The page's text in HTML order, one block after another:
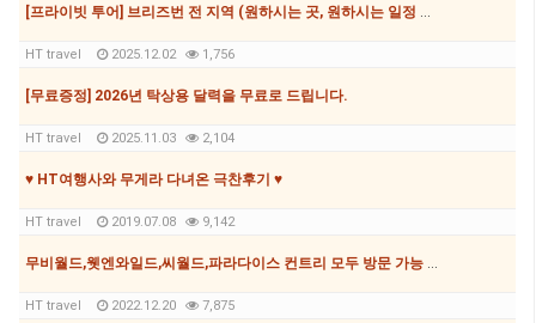
HT travel 2025.12.02 1,756
[무료증정] 2026년 탁상용 달력을 무료로 드립니다.
HT travel 2025.11.03 2,104
♥ HT여행사와 무게라 다녀온 극찬후기 ♥
HT travel 2019.07.08 9,142
HT travel 2022.12.20 7,875